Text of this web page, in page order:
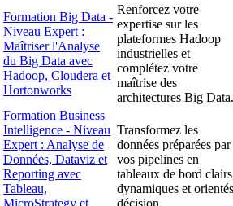
Formation Big Data -
Niveau Expert :
Maîtriser l'Analyse
du Big Data avec
Hadoop, Cloudera et
Hortonworks
Renforcez votre
expertise sur les
plateformes Hadoop
industrielles et
complétez votre
maîtrise des
architectures Big Data.
Formation Business
Intelligence - Niveau
Expert : Analyse de
Données, Dataviz et
Reporting avec
Tableau,
Transformez les
données préparées par
vos pipelines en
tableaux de bord
dynamiques et orientés